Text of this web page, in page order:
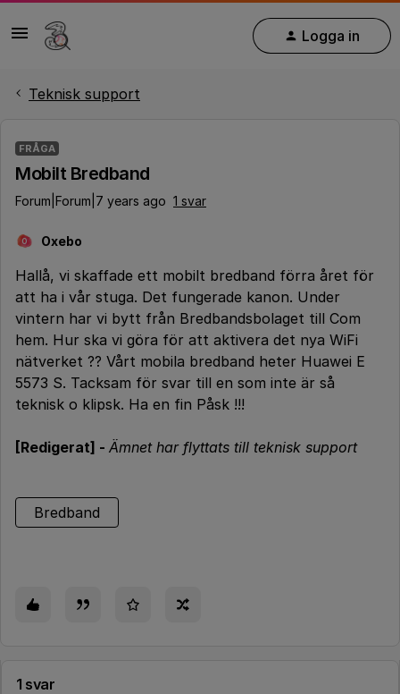
Logga in
Teknisk support
FRÅGA
Mobilt Bredband
Forum|Forum|7 years ago 1 svar
O Oxebo
Hallå, vi skaffade ett mobilt bredband förra året för
att ha i vår stuga. Det fungerade kanon. Under
vintern har vi bytt från Bredbandsbolaget till Com
hem. Hur ska vi göra för att aktivera det nya WiFi
nätverket ?? Vårt mobila bredband heter Huawei E
5573 S. Tacksam för svar till en som inte är så
teknisk o klipsk. Ha en fin Påsk !!!
[Redigerat] - Ämnet har flyttats till teknisk support
Bredband
1 svar